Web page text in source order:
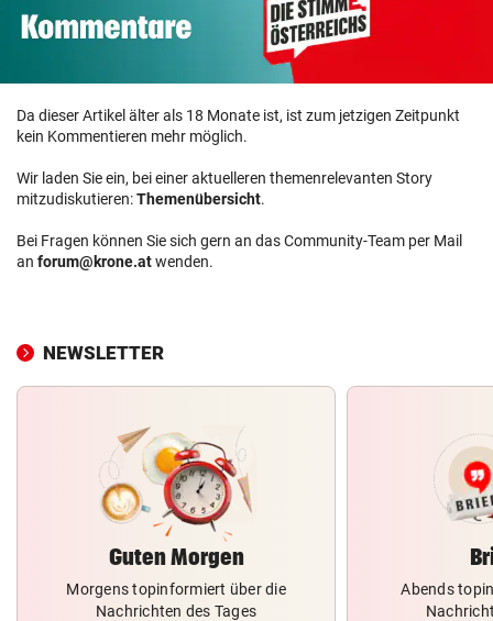
Da dieser Artikel älter als 18 Monate ist, ist zum jetzigen Zeitpunkt
kein Kommentieren mehr möglich.
Wir laden Sie ein, bei einer aktuelleren themenrelevanten Story
mitzudiskutieren:Themenübersicht.
Bei Fragen können Sie sich gern an das Community-Team per Mail
an forum@krone.atwenden.
NEWSLETTER
Guten Morgen
Morgens topinformiert über die
Nachrichten des Tages
Abends